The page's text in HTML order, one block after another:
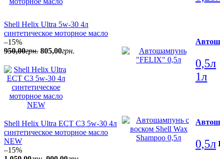
Shell Helix Ultra 5w-30 4л
синтетическое моторное масло
–15%
950,00грн. 805,00грн.
Shell Helix Ultra ECT C3 5w-30 4л
синтетическое моторное масло
NEW
–15%
0,5л
1л
0,5л